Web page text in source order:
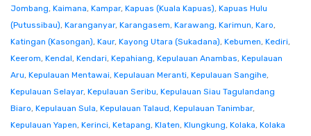
Jombang, Kaimana, Kampar, Kapuas (Kuala Kapuas), Kapuas Hulu
(Putussibau), Karanganyar, Karangasem, Karawang, Karimun, Karo,
Katingan (Kasongan), Kaur, Kayong Utara (Sukadana), Kebumen, Kediri,
Keerom, Kendal, Kendari, Kepahiang, Kepulauan Anambas, Kepulauan
Aru, Kepulauan Mentawai, Kepulauan Meranti, Kepulauan Sangihe,
Kepulauan Selayar, Kepulauan Seribu, Kepulauan Siau Tagulandang
Biaro, Kepulauan Sula, Kepulauan Talaud, Kepulauan Tanimbar,
Kepulauan Yapen, Kerinci, Ketapang, Klaten, Klungkung, Kolaka, Kolaka